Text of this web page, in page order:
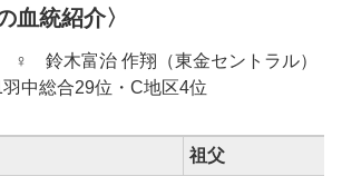
血統紹介〉
鈴木富治 作翔（東金セントラル）
中総合29位・C地区4位
祖父